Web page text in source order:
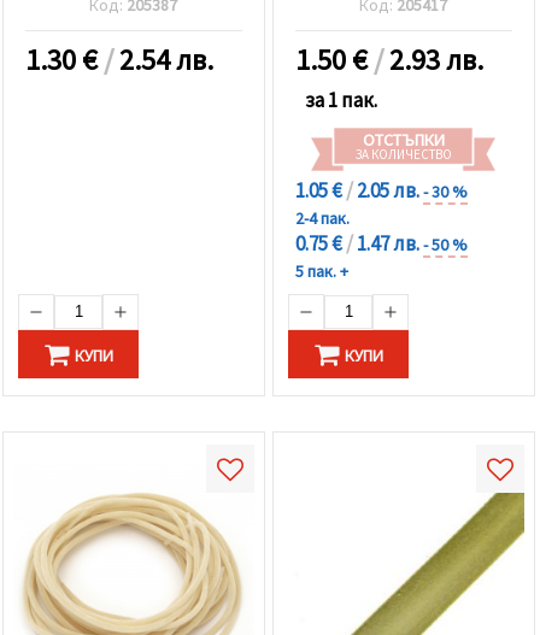
1.30€/2.54 лв.
КУПИ
1.50€/2.93 лв.
за 1 пак.
ОТСТЪПКИ
ЗА КОЛИЧЕСТВО
1.05 €/2.05 лв.- 30 %
2-4 пак.
0.75 €/1.47 лв.- 50 %
5 пак. +
КУПИ